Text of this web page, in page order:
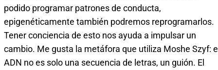
podido programar patrones de conducta,
epigenéticamente también podremos reprogramarlos.
Tener conciencia de esto nos ayuda a impulsar un
cambio. Me gusta la metáfora que utiliza Moshe Szyf:
ADN no es solo una secuencia de letras, un guión. El